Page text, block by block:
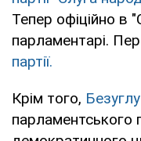
Тепер офіційно в
парламентарі.
партії.
Крім того,
парламентського